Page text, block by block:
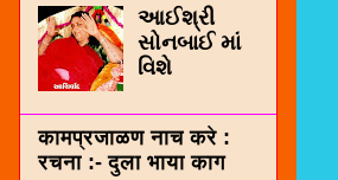
આઈશ્રી
સોનબાઈ માં
વિશે
कामप्रजाळण नाच करे :
रचना :- दुला भाया काग